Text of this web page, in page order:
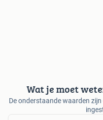
Wat je moet
De onderstaande waarden